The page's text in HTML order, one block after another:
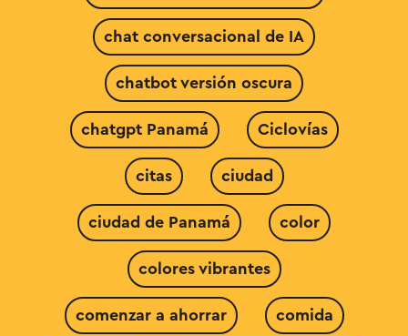
chat conversacional de IA
chatbot versión oscura
chatgpt Panamá Ciclovías
citas ciudad
ciudad de Panamá color
colores vibrantes
comenzar a ahorrar comida